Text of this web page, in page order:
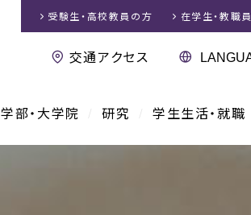
学部・大学院 研究 学生生活・就職
受験生・高校教員 の方 在学生・教職員
交通アクセス